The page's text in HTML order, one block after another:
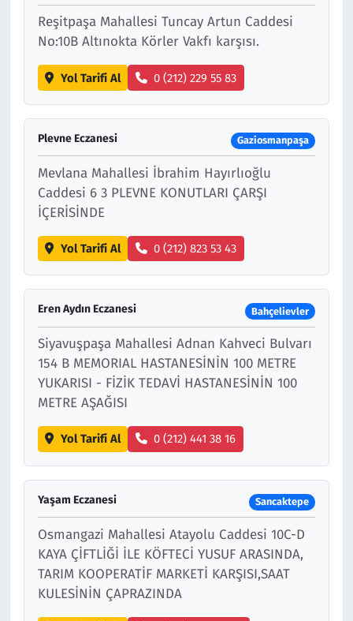
Reşitpaşa Mahallesi Tuncay Artun Caddesi
No:10B Altınokta Körler Vakfı karşısı.
Yol Tarifi Al 0 (212) 229 55 83
Plevne Eczanesi Gaziosmanpaşa
Mevlana Mahallesi İbrahim Hayırlıoğlu
Caddesi 6 3 PLEVNE KONUTLARI ÇARŞI
İÇERİSİNDE
Yol Tarifi Al 0 (212) 823 53 43
Eren Aydın Eczanesi Bahçelievler
Siyavuşpaşa Mahallesi Adnan Kahveci Bulvarı
154 B MEMORIAL HASTANESİNİN 100 METRE
YUKARISI - FİZİK TEDAVİ HASTANESİNİN 100
METRE AŞAĞISI
Yol Tarifi Al 0 (212) 441 38 16
Yaşam Eczanesi Sancaktepe
Osmangazi Mahallesi Atayolu Caddesi 10C-D
KAYA ÇİFTLİĞİ İLE KÖFTECİ YUSUF ARASINDA,
TARIM KOOPERATİF MARKETİ KARŞISI,SAAT
KULESİNİN ÇAPRAZINDA